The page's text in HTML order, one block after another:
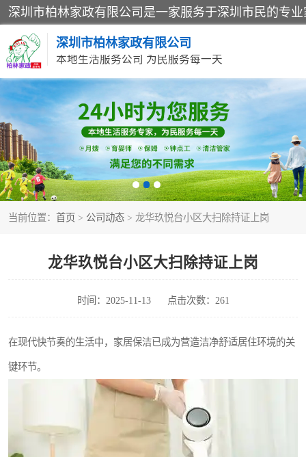
深圳市柏林家政有限公司
本地生活服务公司 为民服务每一天
当前位置： 首页 > 公司动态 > 龙华玖悦台小区大扫除持证上岗
龙华玖悦台小区大扫除持证上岗
时间：2025-11-13 点击次数：261
在现代快节奏的生活中，家居保洁已成为营造洁净舒适居住环境的关
键环节。
家居保洁
家庭保姆